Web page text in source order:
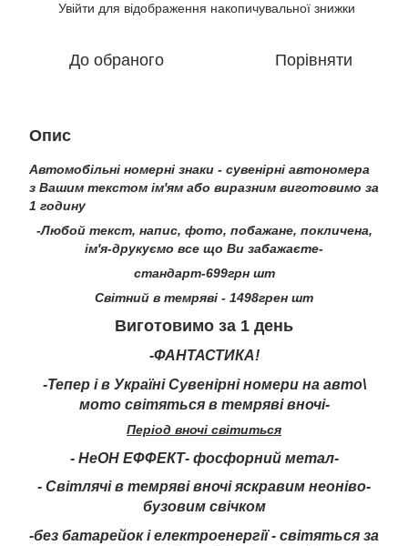
Увійти для відображення накопичувальної знижки
До обраного Порівняти
Опис
Автомобільні номерні знаки - сувенірні автономера
з Вашим текстом ім'ям або виразним виготовимо за
1 годину
-Любой текст, напис, фото, побажане, покличена,
ім'я-друкуємо все що Ви забажаєте-
стандарт-699грн шт
Світний в темряві - 1498грен шт
Виготовимо за 1 день
-ФАНТАСТИКА!
-Тепер і в Україні Сувенірні номери на авто\
мото світяться в темряві вночі-
Період вночі світиться
- НеОН ЕФФЕКТ- фосфорний метал-
- Світлячі в темряві вночі яскравим неоніво-
бузовим свічком
-без батарейок і електроенергії - світяться за